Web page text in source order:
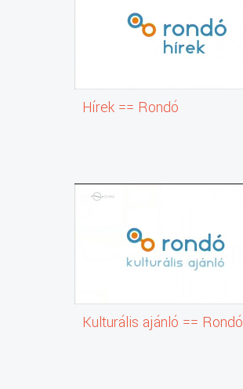
Hírek == Rondó
Kulturális ajánló == Rondó